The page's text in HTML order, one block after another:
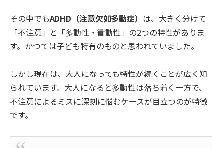
その中でもADHD（注意欠如多動症） は、大きく分けて
「不注意」と「多動性・衝動性」の2つの特性がありま
す。かつては子ども特有のものと思われていました。
しかし現在は、大人になっても特性が続くことが広く知
られています。大人になると多動性は落ち着く一方で、
不注意によるミスに深刻に悩むケースが目立つのが特徴
です。